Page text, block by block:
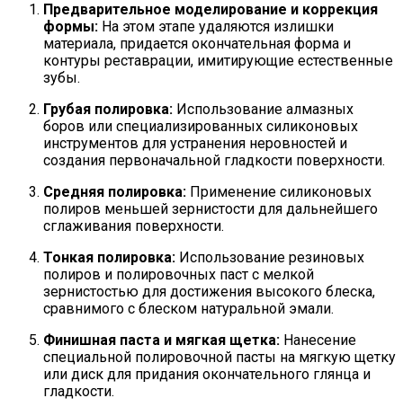
Предварительное моделирование и коррекция
формы: На этом этапе удаляются излишки
материала, придается окончательная форма и
контуры реставрации, имитирующие естественные
зубы.
Грубая полировка: Использование алмазных
боров или специализированных силиконовых
инструментов для устранения неровностей и
создания первоначальной гладкости поверхности.
Средняя полировка: Применение силиконовых
полиров меньшей зернистости для дальнейшего
сглаживания поверхности.
Тонкая полировка: Использование резиновых
полиров и полировочных паст с мелкой
зернистостью для достижения высокого блеска,
сравнимого с блеском натуральной эмали.
Финишная паста и мягкая щетка: Нанесение
специальной полировочной пасты на мягкую щетку
или диск для придания окончательного глянца и
гладкости.